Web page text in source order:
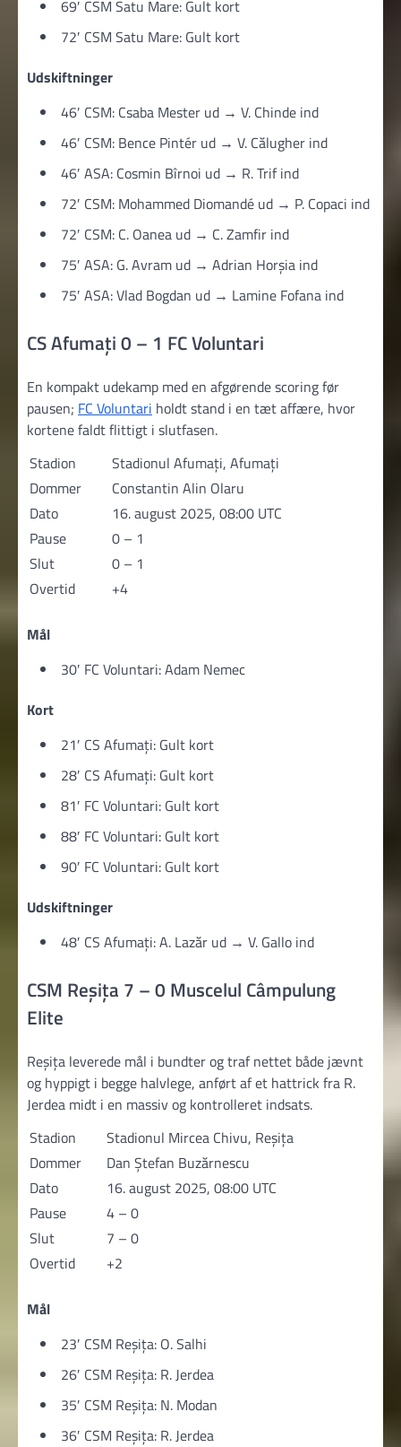
69′ CSM Satu Mare: Gult kort
72′ CSM Satu Mare: Gult kort
Udskiftninger
46′ CSM: Csaba Mester ud → V. Chinde ind
46′ CSM: Bence Pintér ud → V. Călugher ind
46′ ASA: Cosmin Bîrnoi ud → R. Trif ind
72′ CSM: Mohammed Diomandé ud → P. Copaci ind
72′ CSM: C. Oanea ud → C. Zamfir ind
75′ ASA: G. Avram ud → Adrian Horșia ind
75′ ASA: Vlad Bogdan ud → Lamine Fofana ind
CS Afumați 0 – 1 FC Voluntari
En kompakt udekamp med en afgørende scoring før
pausen; FC Voluntari holdt stand i en tæt affære, hvor
kortene faldt flittigt i slutfasen.
Stadion
Stadionul Afumați, Afumați
Dommer
Constantin Alin Olaru
Dato
16. august 2025, 08:00 UTC
Pause
0 – 1
Slut
0 – 1
Overtid
+4
Mål
30′ FC Voluntari: Adam Nemec
Kort
21′ CS Afumați: Gult kort
28′ CS Afumați: Gult kort
81′ FC Voluntari: Gult kort
88′ FC Voluntari: Gult kort
90′ FC Voluntari: Gult kort
Udskiftninger
48′ CS Afumați: A. Lazăr ud → V. Gallo ind
CSM Reșița 7 – 0 Muscelul Câmpulung
Elite
Reșița leverede mål i bundter og traf nettet både jævnt
og hyppigt i begge halvlege, anført af et hattrick fra R.
Jerdea midt i en massiv og kontrolleret indsats.
Stadion
Stadionul Mircea Chivu, Reșița
Dommer
Dan Ștefan Buzărnescu
Dato
16. august 2025, 08:00 UTC
Pause
4 – 0
Slut
7 – 0
Overtid
+2
Mål
23′ CSM Reșița: O. Salhi
26′ CSM Reșița: R. Jerdea
35′ CSM Reșița: N. Modan
36′ CSM Reșița: R. Jerdea